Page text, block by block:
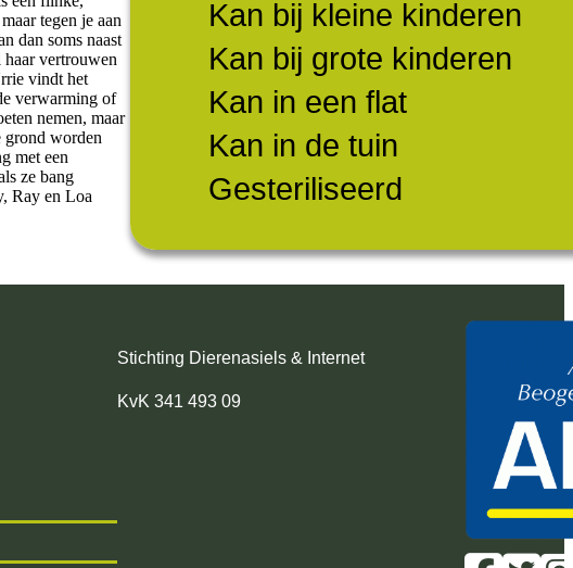
tegen je aan
dan soms naast
haar vertrouwen
vindt het
verwarming of
nemen, maar
grond worden
met een
ze bang
Ray en Loa
Kan bij kleine kinderen
Kan bij grote kinderen
Kan in een flat
Kan in de tuin
Gesteriliseerd
Stichting Dierenasiels & Internet
KvK 341 493 09